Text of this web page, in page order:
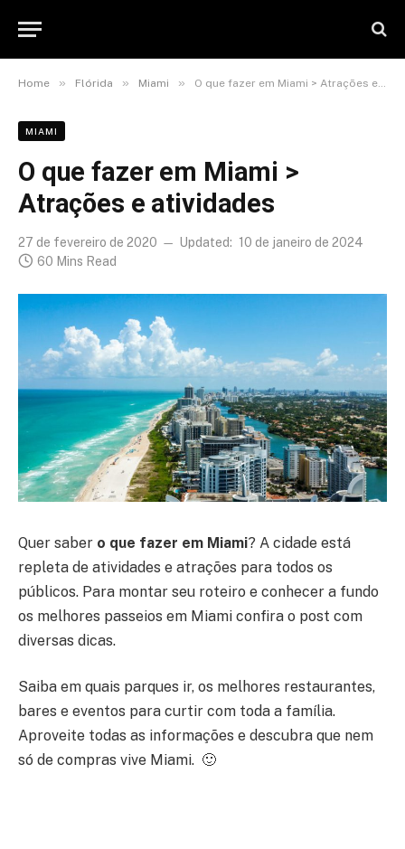
Home » Flórida » Miami » O que fazer em Miami > Atrações e atividades
MIAMI
O que fazer em Miami >
Atrações e atividades
27 de fevereiro de 2020 Updated: 10 de janeiro de 2024
60 Mins Read
Quer saber o que fazer em Miami? A cidade está
repleta de atividades e atrações para todos os
públicos. Para montar seu roteiro e conhecer a fundo
os melhores passeios em Miami confira o post com
diversas dicas.
Saiba em quais parques ir, os melhores restaurantes,
bares e eventos para curtir com toda a família.
Aproveite todas as informações e descubra que nem
só de compras vive Miami. 🙂